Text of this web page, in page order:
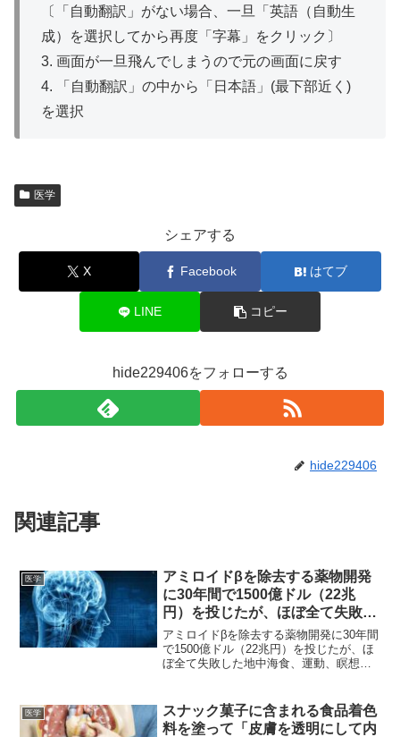
〔「自動翻訳」がない場合、一旦「英語（自動生
成）を選択してから再度「字幕」をクリック〕
3. 画面が一旦飛んでしまうので元の画面に戻す
4. 「自動翻訳」の中から「日本語」(最下部近く)
を選択
医学
シェアする
X Facebook はてブ
LINE コピー
hide229406をフォローする
hide229406
関連記事
医学
アミロイドβを除去する薬物開発
に30年間で1500億ドル（22兆
円）を投じたが、ほぼ全て失敗し
た
アミロイドβを除去する薬物開発に30年間
で1500億ドル（22兆円）を投じたが、ほ
ぼ全て失敗した地中海食、運動、瞑想、
った研究論文『アルツハイマー病：現在
の状況と戦略...
医学
スナック菓子に含まれる食品着色
料を塗って「皮膚を透明にして内